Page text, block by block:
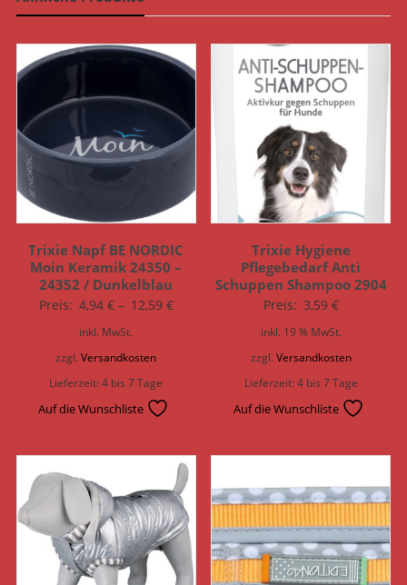
Trixie Napf BE NORDIC
Moin Keramik 24350 –
24352 / Dunkelblau
Preis: 4,94 €– 12,59 €
inkl. MwSt.
zzgl.Versandkosten
Lieferzeit:4 bis 7 Tage
Auf die Wunschliste
Trixie Hygiene
Pflegebedarf Anti
Schuppen Shampoo 2904
Preis: 3,59 €
inkl. 19 % MwSt.
zzgl. Versandkosten
Lieferzeit:4 bis 7 Tage
Auf die Wunschliste